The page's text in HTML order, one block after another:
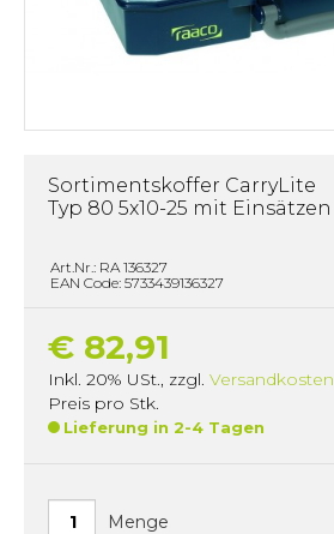
Sortimentskoffer CarryLite
Typ 80 5x10-25 mit Einsätzen
Art.Nr.: RA 136327
EAN Code: 5733439136327
€ 82,91
Inkl. 20% USt. zzgl. Versandkosten
Preis pro Stk.
Lieferung in 2-4 Tagen
Menge